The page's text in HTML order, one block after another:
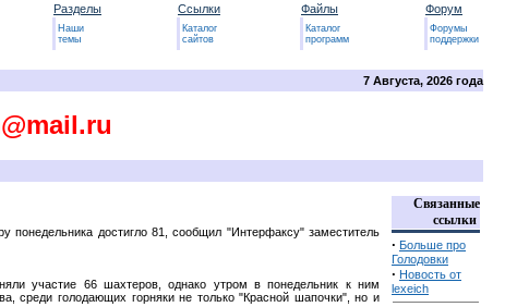
Разделы
Наши
темы
Ссылки
Каталог
сайтов
Файлы
Каталог
программ
Форум
Форумы
поддержки
7 Августа, 2026 года
достигло 81, сообщил "Интерфаксу" заместитель
участие 66 шахтеров, однако утром в понедельник к ним
среди голодающих горняки не только "Красной шапочки", но и
Связанные
ссылки
· Больше про
Голодовки
· Новость от
lexeich